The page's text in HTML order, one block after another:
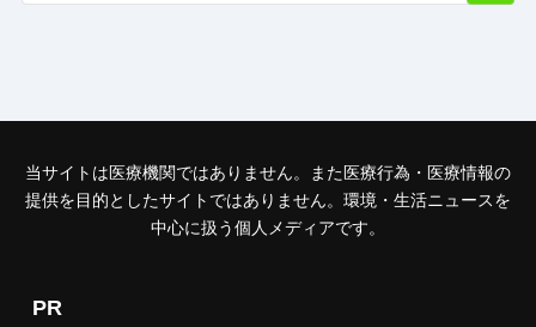
当サイトは医療機関ではありません。また医療行為・医療情報の
提供を目的としたサイトではありません。環境・生活ニュースを
中心に扱う個人メディアです。
PR